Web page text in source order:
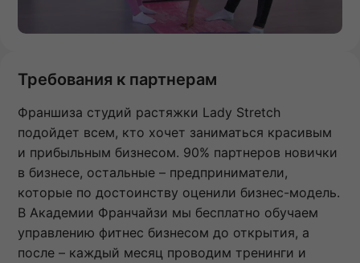
Требования к партнерам
Франшиза студий растяжки Lady Stretch
подойдет всем, кто хочет заниматься красивым
и прибыльным бизнесом. 90% партнеров новички
в бизнесе, остальные – предприниматели,
которые по достоинству оценили бизнес-модель.
В Академии Франчайзи мы бесплатно обучаем
управлению фитнес бизнесом до открытия, а
после – каждый месяц проводим тренинги и